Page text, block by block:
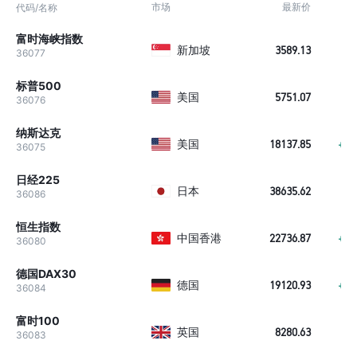
代码/名称
富时海峡指数
36077
标普500
36076
纳斯达克
36075
日经225
36086
恒生指数
36080
德国DAX30
36084
富时100
36083
市场 最新价
新加坡 3589.13
美国 5751.07
美国 18137.85
日本 38635.62
中国香港 22736.87
德国 19120.93
英国 8280.63